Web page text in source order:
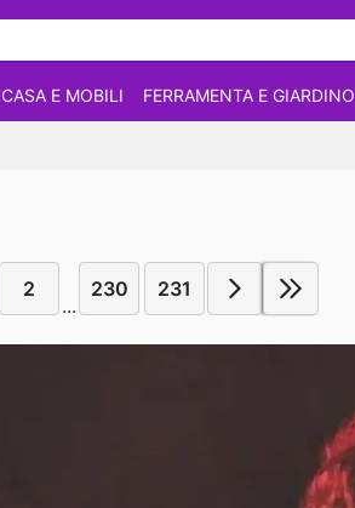
CASA E MOBILI FERRAMENTA E GIARDINO
2
...
230 231